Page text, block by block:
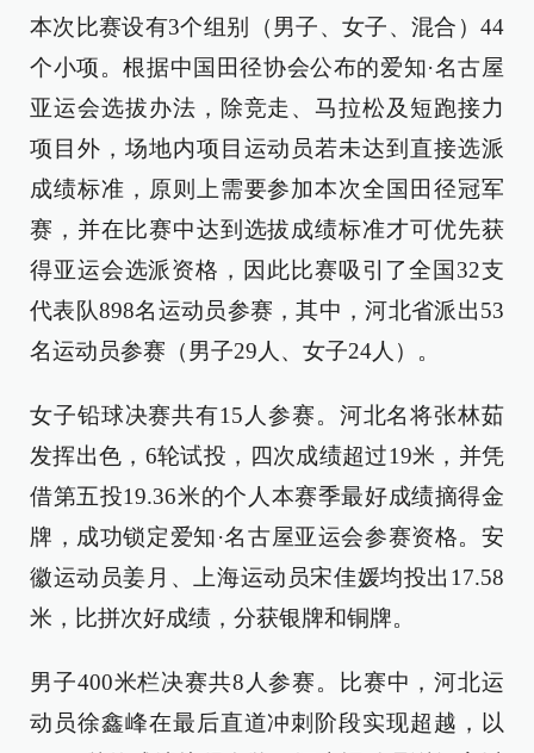
本次比赛设有3个组别（男子、女子、混合）44
个小项。根据中国田径协会公布的爱知·名古屋
亚运会选拔办法，除竞走、马拉松及短跑接力
项目外，场地内项目运动员若未达到直接选派
成绩标准，原则上需要参加本次全国田径冠军
赛，并在比赛中达到选拔成绩标准才可优先获
得亚运会选派资格，因此比赛吸引了全国32支
代表队898名运动员参赛，其中，河北省派出53
名运动员参赛（男子29人、女子24人）。
女子铅球决赛共有15人参赛。河北名将张林茹
发挥出色，6轮试投，四次成绩超过19米，并凭
借第五投19.36米的个人本赛季最好成绩摘得金
牌，成功锁定爱知·名古屋亚运会参赛资格。安
徽运动员姜月、上海运动员宋佳媛均投出17.58
米，比拼次好成绩，分获银牌和铜牌。
男子400米栏决赛共8人参赛。比赛中，河北运
动员徐鑫峰在最后直道冲刺阶段实现超越，以